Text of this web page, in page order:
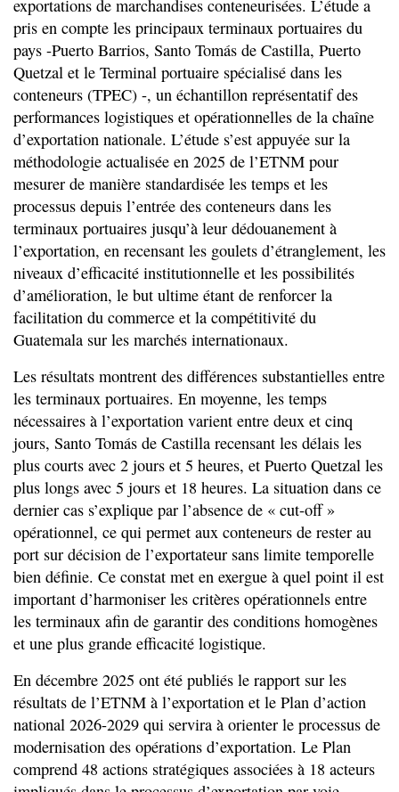
exportations de marchandises conteneurisées. L’étude a
pris en compte les principaux terminaux portuaires du
pays -Puerto Barrios, Santo Tomás de Castilla, Puerto
Quetzal et le Terminal portuaire spécialisé dans les
conteneurs (TPEC) -, un échantillon représentatif des
performances logistiques et opérationnelles de la chaîne
d’exportation nationale. L’étude s’est appuyée sur la
méthodologie actualisée en 2025 de l’ETNM pour
mesurer de manière standardisée les temps et les
processus depuis l’entrée des conteneurs dans les
terminaux portuaires jusqu’à leur dédouanement à
l’exportation, en recensant les goulets d’étranglement, les
niveaux d’efficacité institutionnelle et les possibilités
d’amélioration, le but ultime étant de renforcer la
facilitation du commerce et la compétitivité du
Guatemala sur les marchés internationaux.
Les résultats montrent des différences substantielles entre
les terminaux portuaires. En moyenne, les temps
nécessaires à l’exportation varient entre deux et cinq
jours, Santo Tomás de Castilla recensant les délais les
plus courts avec 2 jours et 5 heures, et Puerto Quetzal les
plus longs avec 5 jours et 18 heures. La situation dans ce
dernier cas s’explique par l’absence de « cut-off »
opérationnel, ce qui permet aux conteneurs de rester au
port sur décision de l’exportateur sans limite temporelle
bien définie. Ce constat met en exergue à quel point il est
important d’harmoniser les critères opérationnels entre
les terminaux afin de garantir des conditions homogènes
et une plus grande efficacité logistique.
En décembre 2025 ont été publiés le rapport sur les
résultats de l’ETNM à l’exportation et le Plan d’action
national 2026-2029 qui servira à orienter le processus de
modernisation des opérations d’exportation. Le Plan
comprend 48 actions stratégiques associées à 18 acteurs